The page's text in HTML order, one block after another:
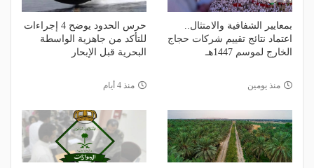
بمعايير الشفافية والامتثال..
اعتماد نتائج تقييم شركات حجاج
الخارج لموسم 1447هـ
منذ يومين
حرس الحدود يوضح 4 إجراءات
للتأكد من جاهزية الواسطة
البحرية قبل الإبحار
منذ 4 أيام